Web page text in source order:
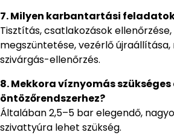
7. Milyen karbantartási
Tisztítás, csatlakozások
megszüntetése, vezérlő újraállítása,
szivárgás-ellenőrzés.
8. Mekkora víznyomás szükséges
öntözőrendszerhez?
Általában 2,5–5 bar elegendő,
szivattyúra lehet szükség.